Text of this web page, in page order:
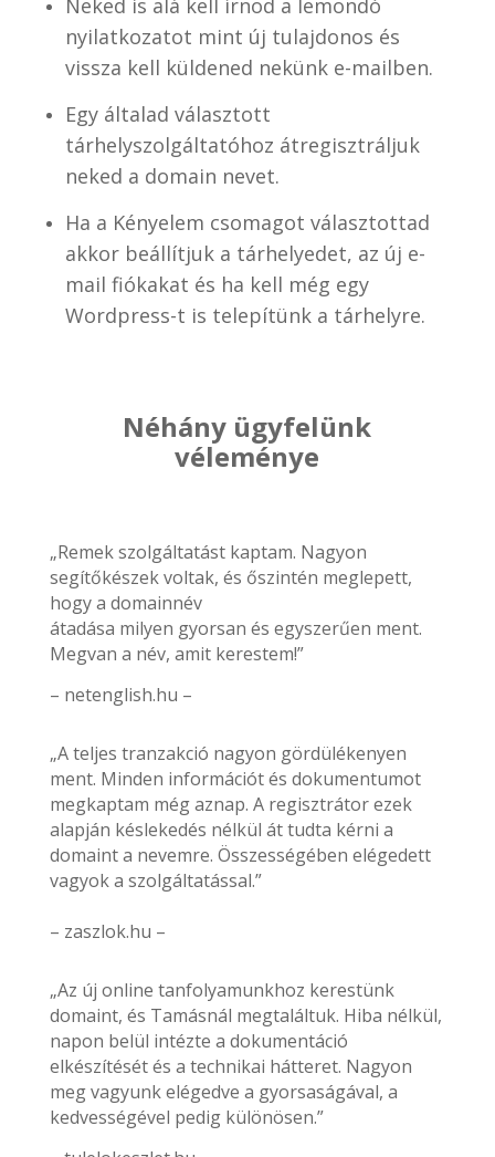
nyilatkozatot mint új tulajdonos és
vissza kell küldened nekünk e-mailben.
Egy általad választott
tárhelyszolgáltatóhoz átregisztráljuk
neked a domain nevet.
Ha a Kényelem csomagot választottad
akkor beállítjuk a tárhelyedet, az új e-
mail fiókakat és ha kell még egy
Wordpress-t is telepítünk a tárhelyre.
Néhány ügyfelünk
véleménye
„Remek szolgáltatást kaptam. Nagyon
segítőkészek voltak, és őszintén meglepett,
hogy a domainnév
átadása milyen gyorsan és egyszerűen ment.
Megvan a név, amit kerestem!”
– netenglish.hu –
„A teljes tranzakció nagyon gördülékenyen
ment. Minden információt és dokumentumot
megkaptam még aznap. A regisztrátor ezek
alapján késlekedés nélkül át tudta kérni a
domaint a nevemre. Összességében elégedett
vagyok a szolgáltatással.”
– zaszlok.hu –
„Az új online tanfolyamunkhoz kerestünk
domaint, és Tamásnál megtaláltuk. Hiba nélkül,
napon belül intézte a dokumentáció
elkészítését és a technikai hátteret. Nagyon
meg vagyunk elégedve a gyorsaságával, a
kedvességével pedig különösen.”